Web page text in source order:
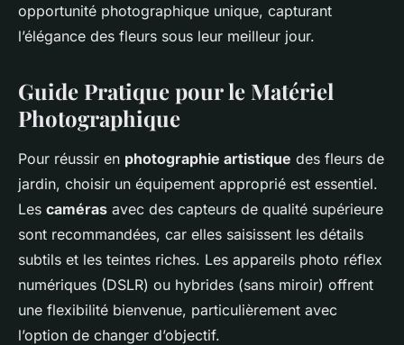
opportunité photographique unique, capturant
l’élégance des fleurs sous leur meilleur jour.
Guide Pratique pour le Matériel
Photographique
Pour réussir en photographie artistique des fleurs de
jardin, choisir un équipement approprié est essentiel.
Les caméras avec des capteurs de qualité supérieure
sont recommandées, car elles saisissent les détails
subtils et les teintes riches. Les appareils photo réflex
numériques (DSLR) ou hybrides (sans miroir) offrent
une flexibilité bienvenue, particulièrement avec
l’option de changer d’objectif.